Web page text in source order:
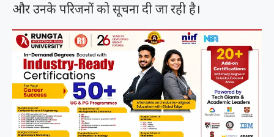
और उनके परिजनों को सूचना दी जा रही है।